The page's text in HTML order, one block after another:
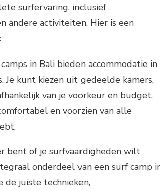
surfervaring, inclusief
andere activiteiten. Hier is een
in Bali bieden accommodatie in
kunt kiezen uit gedeelde kamers,
van je voorkeur en budget.
en voorzien van alle
bent of je surfvaardigheden wilt
onderdeel van een surf camp
de juiste technieken,